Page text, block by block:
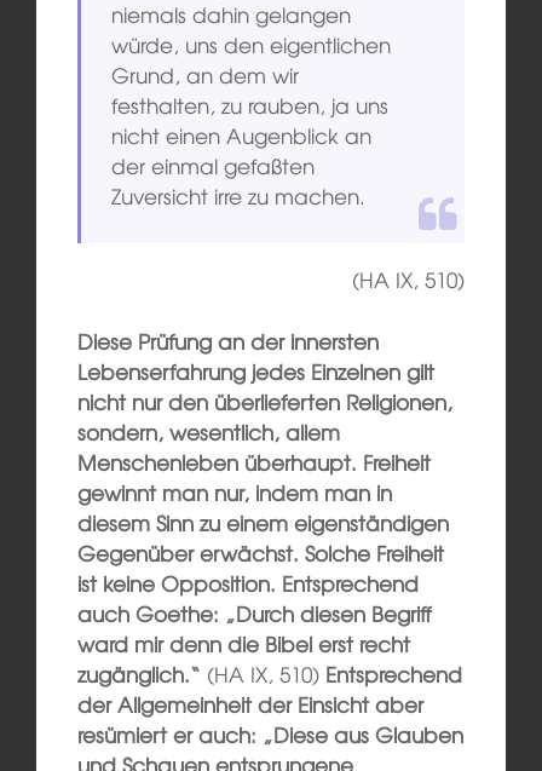
niemals dahin gelangen
würde, uns den eigentlichen
Grund, an dem wir
festhalten, zu rauben, ja uns
nicht einen Augenblick an
der einmal gefaßten
Zuversicht irre zu machen.
(HA IX, 510)
Diese Prüfung an der innersten
Lebenserfahrung jedes Einzelnen gilt
nicht nur den überlieferten Religionen,
sondern, wesentlich, allem
Menschenleben überhaupt. Freiheit
gewinnt man nur, indem man in
diesem Sinn zu einem eigenständigen
Gegenüber erwächst. Solche Freiheit
ist keine Opposition. Entsprechend
auch Goethe: „Durch diesen Begriff
ward mir denn die Bibel erst recht
zugänglich.“ (HA IX, 510)Entsprechend
der Allgemeinheit der Einsicht aber
resümiert er auch: „Diese aus Glauben
und Schauen entsprungene